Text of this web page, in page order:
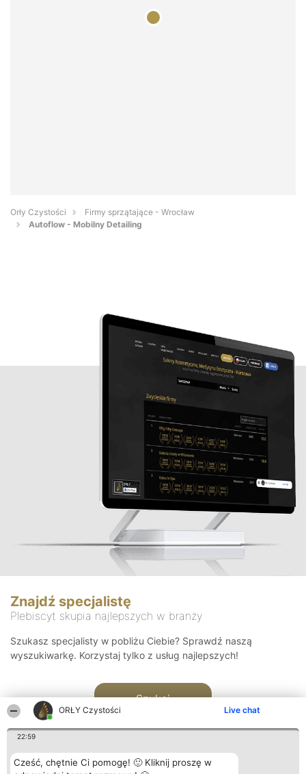
ORŁY Czystości Live chat
22:59
Cześć, chętnie Ci pomogę! 🙂 Kliknij proszę w
Orły Czystości
Firmy sprzątające - Wrocław
Autoflow - Mobilny Detailing
Znajdź specjalistę
Plebiscyt skupia najlepszych w branży
Szukasz specjalisty w pobliżu Ciebie? Sprawdź naszą
wyszukiwarkę. Korzystaj tylko z usług najlepszych!
Szukaj